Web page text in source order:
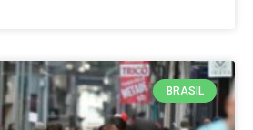
BRASIL